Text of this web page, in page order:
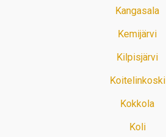
Kangasala
Kemijärvi
Kilpisjärvi
Koitelinkoski
Kokkola
Koli